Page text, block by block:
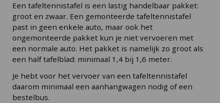
Een tafeltennistafel is een lastig handelbaar pakket:
groot en zwaar. Een gemonteerde tafeltennistafel
past in geen enkele auto, maar ook het
ongemonteerde pakket kun je niet vervoeren met
een normale auto. Het pakket is namelijk zo groot als
een half tafelblad: minimaal 1,4 bij 1,6 meter.
Je hebt voor het vervoer van een tafeltennistafel
daarom minimaal een aanhangwagen nodig of een
bestelbus.